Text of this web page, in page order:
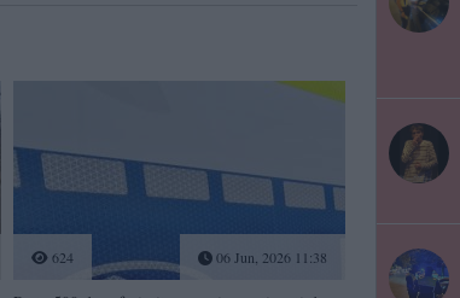
624 06 Jun, 2026 11:38